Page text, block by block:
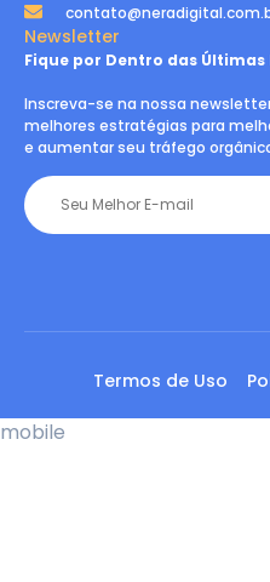
Newsletter
Fique por Dentro das Últimas
Inscreva-se na nossa
melhores estratégias para
e aumentar seu tráfego
Termos de Uso